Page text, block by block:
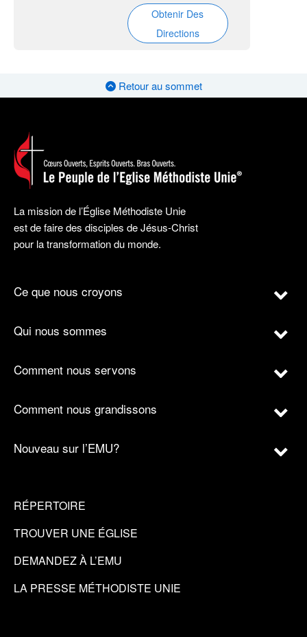
Obtenir Des
Directions
Retour au sommet
La mission de l’Église Méthodiste Unie
est de faire des disciples de Jésus-Christ
pour la transformation du monde.
Ce que nous croyons
Qui nous sommes
Comment nous servons
Comment nous grandissons
Nouveau sur l’EMU?
RÉPERTOIRE
TROUVER UNE ÉGLISE
DEMANDEZ À L’EMU
LA PRESSE MÉTHODISTE UNIE